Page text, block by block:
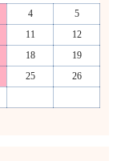
4
5
11
12
18
19
25
26